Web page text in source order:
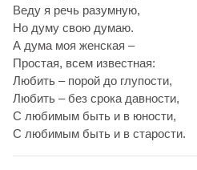
Веду я речь разумную,
Но думу свою думаю.
А дума моя женская –
Простая, всем известная:
Любить – порой до глупости,
Любить – без срока давности,
С любимым быть и в юности,
С любимым быть и в старости.